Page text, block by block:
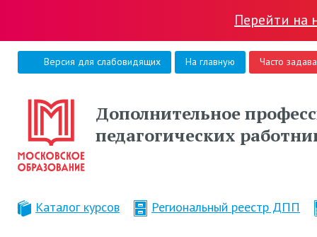
Перейти на
Версия для слабовидящих На главную Часто
Дополнительное
педагогических
Каталог курсов Региональный реестр ДПП